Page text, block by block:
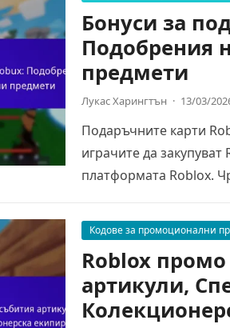
Бонуси за
Подобрения
предмети
Лукас Харингтън · 13/03/
Подаръчните карти
играчите да
платформата Roblox.
Кодове за промоционални
Roblox
артикули,